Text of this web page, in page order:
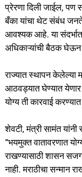
प्रेरणा दिली जाईल, पण
बँका यांचा थेट संबंध
आवश्यक आहे. या संदर्भात
अधिकाऱ्यांची बैठक घेऊन
राज्यात स्थापन केलेल्या
आठवड्यात घेण्यात येणार
योग्य ती कारवाई
शेवटी, मंत्री सामंत
“भयमुक्त वातावरणात
राखण्यासाठी शासन
नाही. मराठीचा सन्मान